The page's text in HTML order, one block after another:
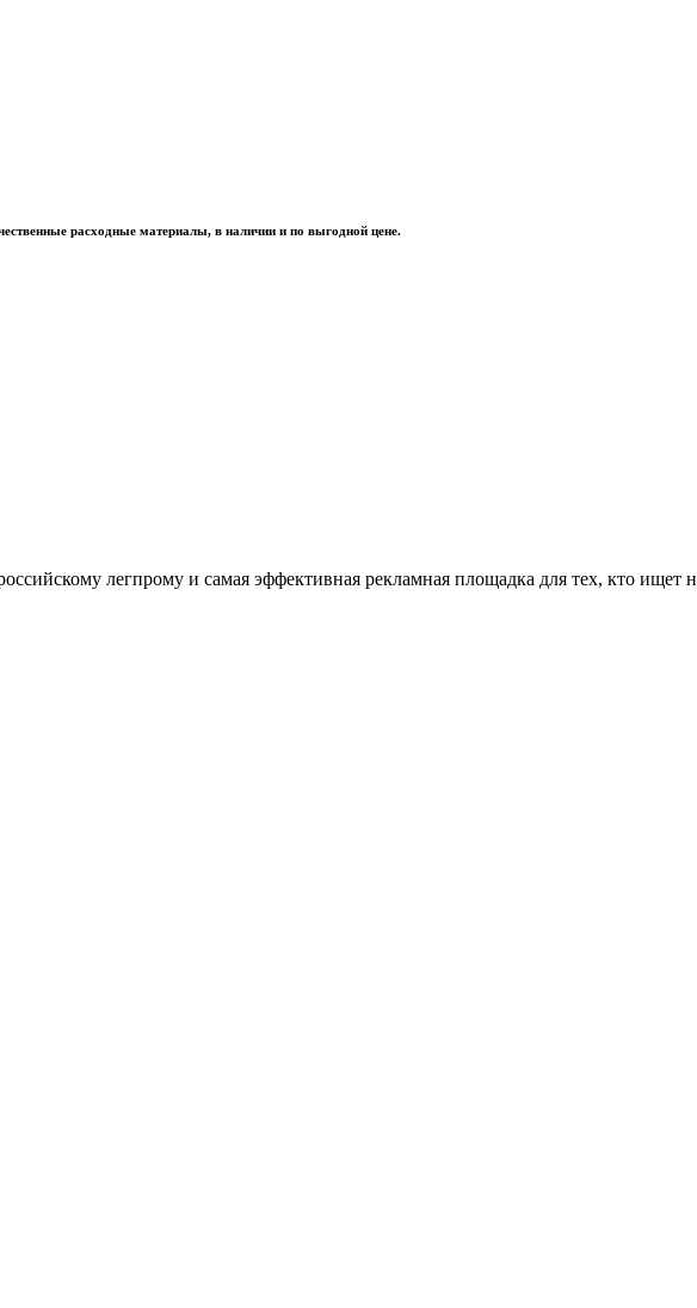
расходные материалы, в наличии и по выгодной цене.
легпрому и самая эффективная рекламная площадка для тех, кто ищет